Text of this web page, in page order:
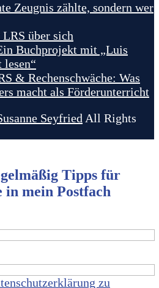
Zeugnis zählte, sondern wer
über sich
Buchprojekt mit „Luis
& Rechenschwäche: Was
macht als Förderunterricht
SeyfriedAll Rights
Tipps für
mein Postfach
zu